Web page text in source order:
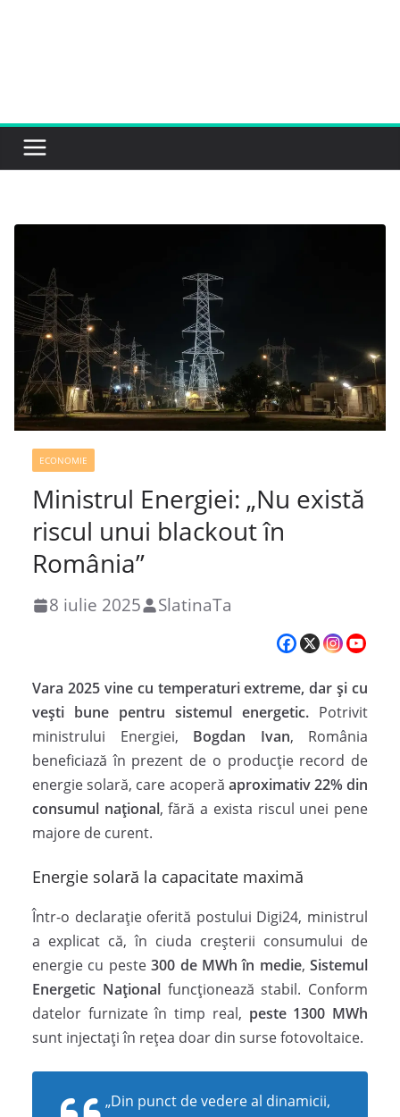
ECONOMIE
Ministrul Energiei: „Nu există
riscul unui blackout în
România”
8 iulie 2025 SlatinaTa
Vara 2025 vine cu temperaturi extreme, dar și cu
vești bune pentru sistemul energetic. Potrivit
ministrului Energiei, Bogdan Ivan, România
beneficiază în prezent de o producție record de
energie solară, care acoperă aproximativ 22% din
consumul național, fără a exista riscul unei pene
majore de curent.
Energie solară la capacitate maximă
Într-o declarație oferită postului Digi24, ministrul
a explicat că, în ciuda creșterii consumului de
energie cu peste300 de MWh în medie, Sistemul
Energetic Naționalfuncționează stabil. Conform
datelor furnizate în timp real, peste 1300 MWh
sunt injectați în rețea doar din surse fotovoltaice.
„Din punct de vedere al dinamicii,